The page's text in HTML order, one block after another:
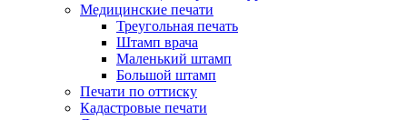
Медицинские печати
Треугольная печать
Штамп врача
Маленький штамп
Большой штамп
Печати по оттиску
Кадастровые печати